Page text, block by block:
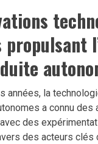
propulsant
années, la
a connu des
des
des acteurs clés